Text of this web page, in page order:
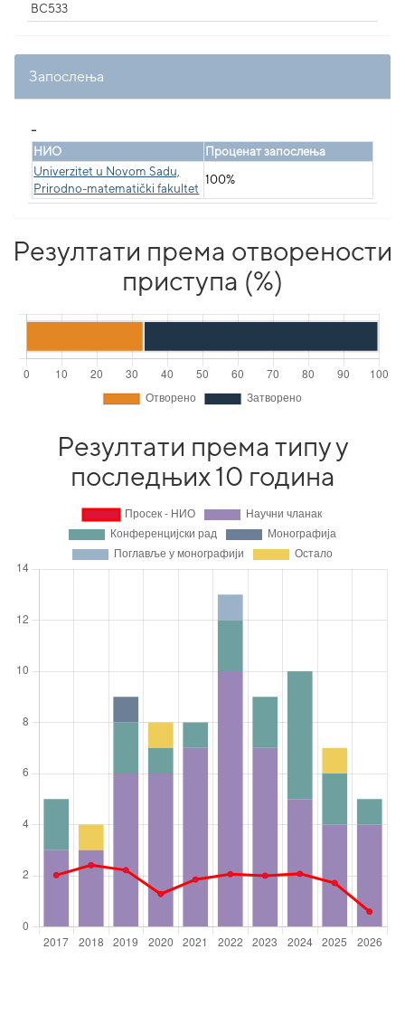
BC533
Запослења
НИО
Проценат запослења
Univerzitet u Novom Sadu,
Prirodno-matematički fakultet
100%
Резултати према отворености
приступа (%)
Резултати према типу у
последњих 10 година